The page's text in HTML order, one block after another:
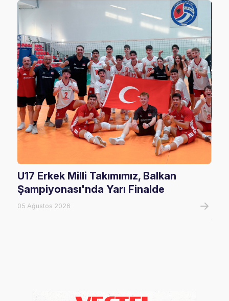
U17 Erkek Milli Takımımız, Balkan
Şampiyonası'nda Yarı Finalde
05 Ağustos 2026